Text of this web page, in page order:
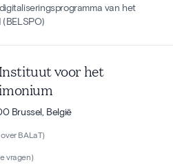
van het
voor het
Brussel, België
BALaT)
vragen)